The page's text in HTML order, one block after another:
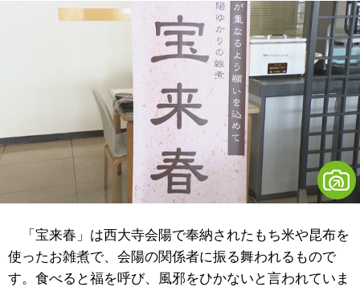
「宝来春」は西大寺会陽で奉納されたもち米や昆布を
使ったお雑煮で、会陽の関係者に振る舞われるもので
す。食べると福を呼び、風邪をひかないと言われていま